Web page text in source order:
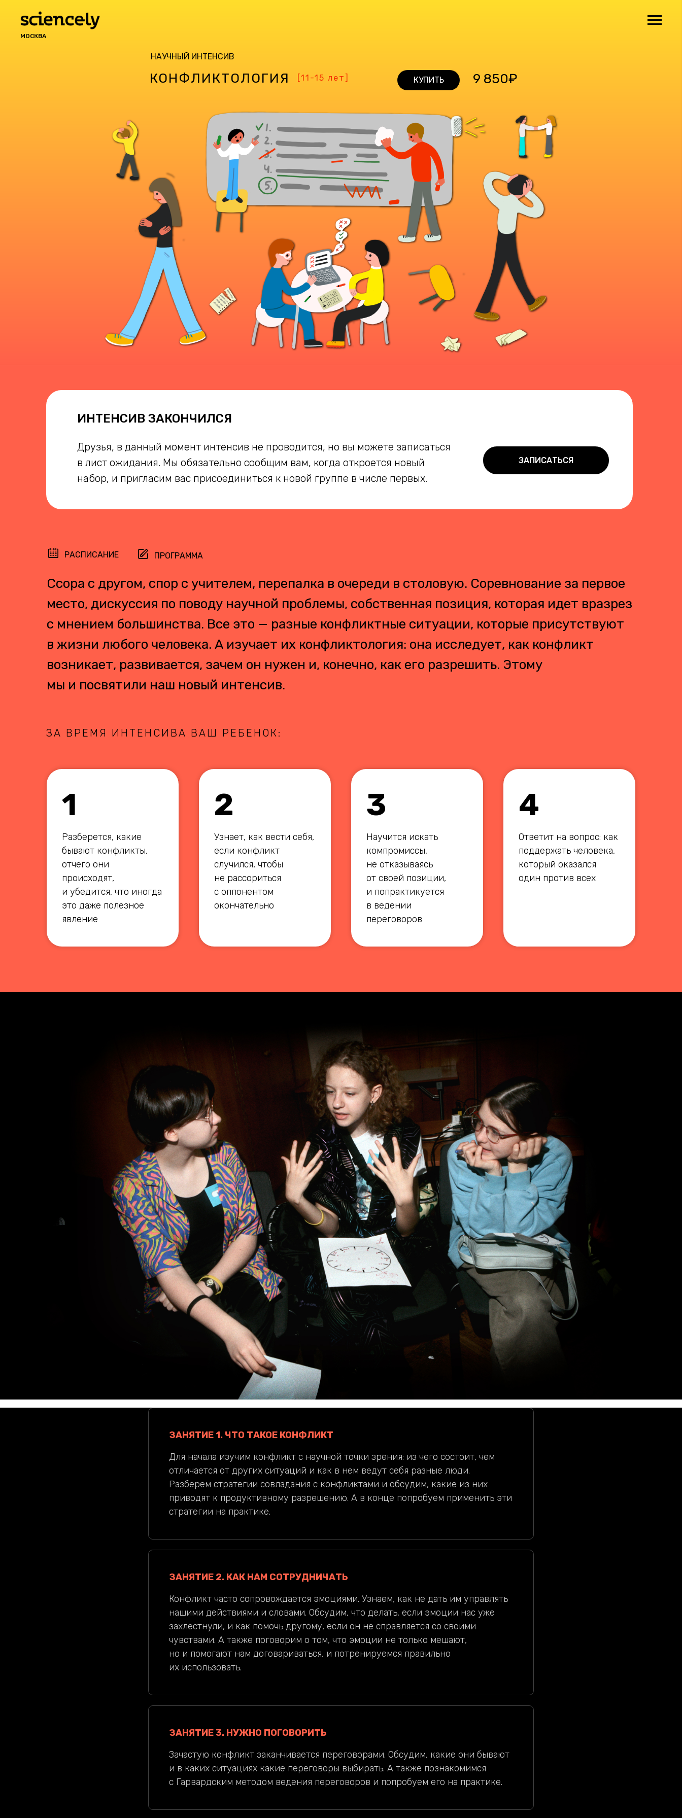
МОСКВА
НАУЧНЫЙ ИНТЕНСИВ
КУПИТЬ 9 850₽
КОНФЛИКТОЛОГИЯ [11-15 лет]
ИНТЕНСИВ ЗАКОНЧИЛСЯ
Друзья, в данный момент интенсив не проводится, но вы можете записаться
в лист ожидания. Мы обязательно сообщим вам, когда откроется новый
набор, и пригласим вас присоединиться к новой группе в числе первых.
ЗАПИСАТЬСЯ
Ссора с другом, спор с учителем, перепалка в очереди в столовую. Соревнование за первое
место, дискуссия по поводу научной проблемы, собственная позиция, которая идет вразрез
с мнением большинства. Все это — разные конфликтные ситуации, которые присутствуют
в жизни любого человека. А изучает их конфликтология: она исследует, как конфликт
возникает, развивается, зачем он нужен и, конечно, как его разрешить. Этому
мы и посвятили наш новый интенсив.
РАСПИСАНИЕ ПРОГРАММА
ЗА ВРЕМЯ ИНТЕНСИВА ВАШ РЕБЕНОК:
1
Разберется, какие
бывают конфликты,
отчего они
происходят,
и убедится, что иногда
это даже полезное
явление
2
Узнает, как вести себя,
если конфликт
случился, чтобы
не рассориться
с оппонентом
окончательно
3
Научится искать
компромиссы,
не отказываясь
от своей позиции,
и попрактикуется
в ведении
переговоров
4
Ответит на вопрос: как
поддержать человека,
который оказался
один против всех
ЗАНЯТИЕ 1. ЧТО ТАКОЕ КОНФЛИКТ
Для начала изучим конфликт с научной точки зрения: из чего состоит, чем
отличается от других ситуаций и как в нем ведут себя разные люди.
Разберем стратегии совладания с конфликтами и обсудим, какие из них
приводят к продуктивному разрешению. А в конце попробуем применить эти
стратегии на практике.
ЗАНЯТИЕ 2. КАК НАМ СОТРУДНИЧАТЬ
Конфликт часто сопровождается эмоциями. Узнаем, как не дать им управлять
нашими действиями и словами. Обсудим, что делать, если эмоции нас уже
захлестнули, и как помочь другому, если он не справляется со своими
чувствами. А также поговорим о том, что эмоции не только мешают,
но и помогают нам договариваться, и потренируемся правильно
их использовать.
ЗАНЯТИЕ 3. НУЖНО ПОГОВОРИТЬ
Зачастую конфликт заканчивается переговорами. Обсудим, какие они бывают
и в каких ситуациях какие переговоры выбирать. А также познакомимся
с Гарвардским методом ведения переговоров и попробуем его на практике.